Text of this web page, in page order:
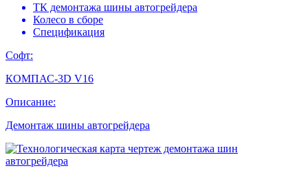
ТК демонтажа шины автогрейдера
Колесо в сборе
Спецификация
Софт:
КОМПАС-3D V16
Описание:
Демонтаж шины автогрейдера